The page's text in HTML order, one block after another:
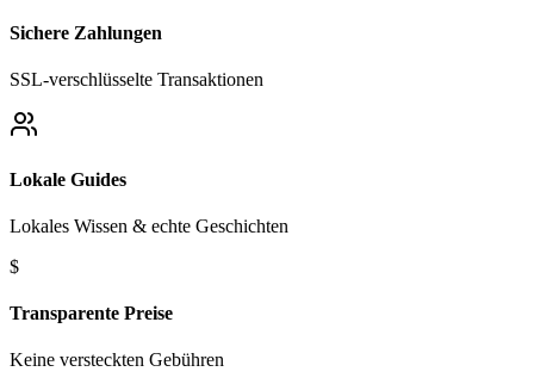
Sichere Zahlungen
SSL-verschlüsselte Transaktionen
Lokale Guides
Lokales Wissen & echte Geschichten
$
Transparente Preise
Keine versteckten Gebühren